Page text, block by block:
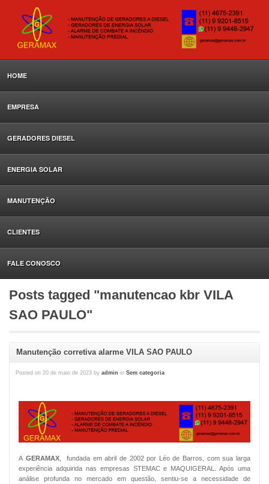
HOME
EMPRESA
GERADORES DIESEL
ENERGIA SOLAR
MANUTENÇÃO
CLIENTES
FALE CONOSCO
Posts tagged "manutencao kbr VILA
SAO PAULO"
Manutenção corretiva alarme VILA SAO PAULO
Posted on 20 de maio de 2023 by admin in Sem categoria
A GERAMAX, fundada em abril de 2002 por Léo de Barros, com sua larga
experiência adquirida nas empresas STEMAC e MAQUIGERAL. Após uma
análise profunda no mercado em questão, sentiu-se a necessidade de